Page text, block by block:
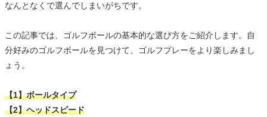
なんとなくで選んでしまいがちです。
この記事では、ゴルフボールの基本的な選び方をご紹介します。自
分好みのゴルフボールを見つけて、ゴルフプレーをより楽しみまし
ょう。
【1】ボールタイプ
【2】ヘッドスピード